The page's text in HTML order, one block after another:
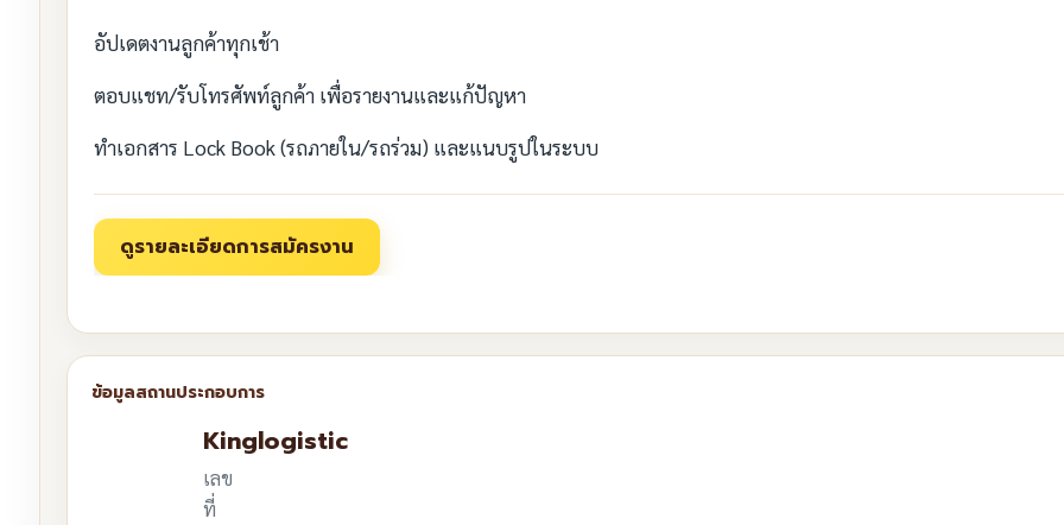
อัปเดตงานลูกค้าทุกเช้า
ตอบแชท/รับโทรศัพท์ลูกค้า เพื่อรายงานและแก้ปัญหา
ทำเอกสาร Lock Book (รถภายใน/รถร่วม) และแนบรูปในระบบ
Kinglogistic
เลข
ที่